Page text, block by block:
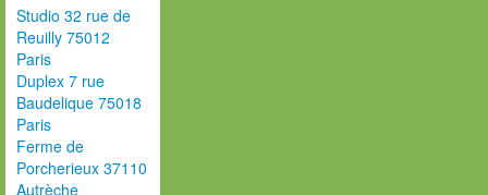
Studio 32 rue de
Reuilly 75012
Paris
Duplex 7 rue
Baudelique 75018
Paris
Ferme de
Porcherieux 37110
Autrèche